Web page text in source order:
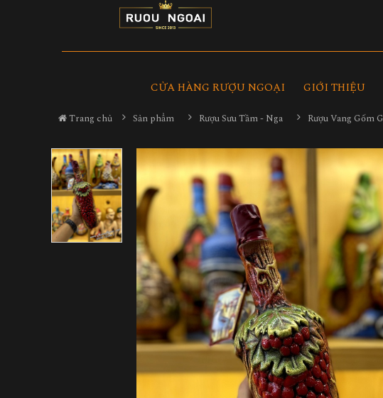
CỬA HÀNG RƯỢU NGOẠI GIỚI THIỆU
Trang chủ Sản phẩm Rượu Sưu Tầm - Nga